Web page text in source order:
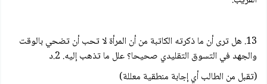
13. هل ترى أن ما ذكرته الكاتبة من أن المرأة لا تحب أن تضحي بالوقت
والجهد في التسوق التقليدي صحيحا؟ علل ما تذهب إليه. 2.د
(تقبل من الطالب أي إجابة منطقية معللة)